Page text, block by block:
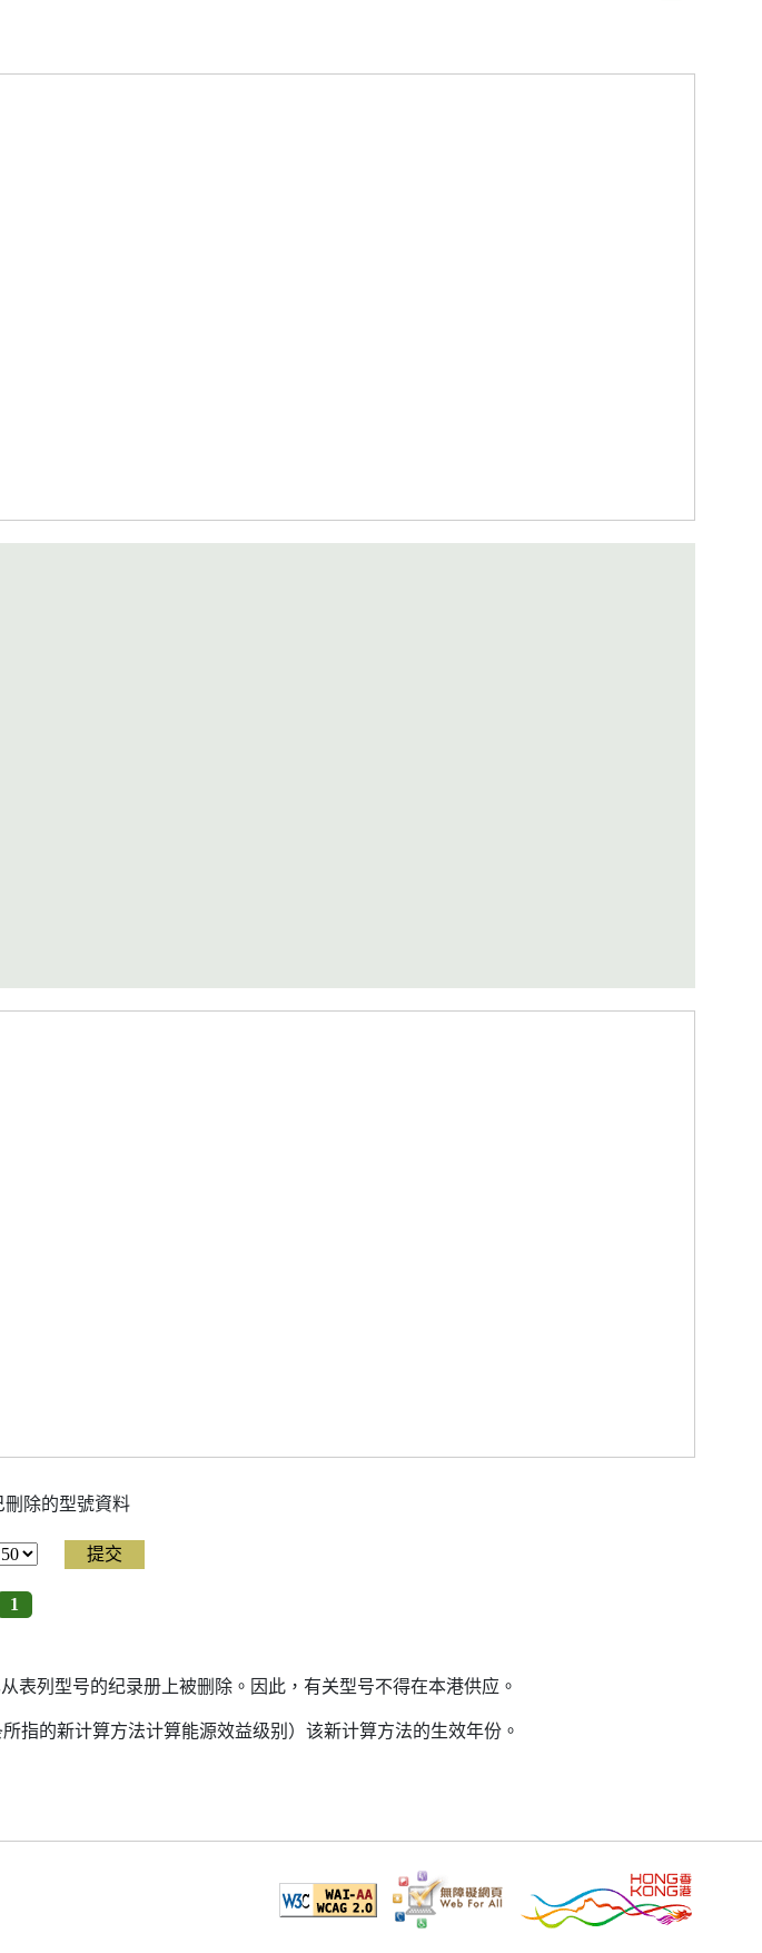
刪除的型號資料
1
表列型号的纪录册上被删除。因此，有关型号不得在本港供应。
指的新计算方法计算能源效益级别）该新计算方法的生效年份。